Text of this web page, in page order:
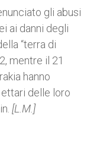
gli abusi
ai danni degli
“terra di
mentre il 21
hanno
delle loro
[L.M.]